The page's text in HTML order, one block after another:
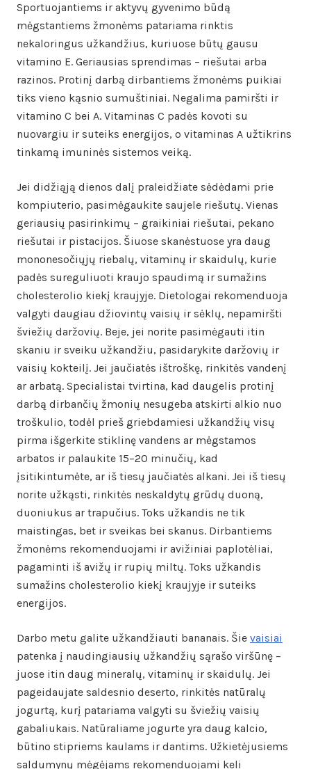
Sportuojantiems ir aktyvų gyvenimo būdą
mėgstantiems žmonėms patariama rinktis
nekaloringus užkandžius, kuriuose būtų gausu
vitamino E. Geriausias sprendimas – riešutai arba
razinos. Protinį darbą dirbantiems žmonėms puikiai
tiks vieno kąsnio sumuštiniai. Negalima pamiršti ir
vitamino C bei A. Vitaminas C padės kovoti su
nuovargiu ir suteiks energijos, o vitaminas A užtikrins
tinkamą imuninės sistemos veiką.
Jei didžiąją dienos dalį praleidžiate sėdėdami prie
kompiuterio, pasimėgaukite saujele riešutų. Vienas
geriausių pasirinkimų – graikiniai riešutai, pekano
riešutai ir pistacijos. Šiuose skanėstuose yra daug
mononesočiųjų riebalų, vitaminų ir skaidulų, kurie
padės sureguliuoti kraujo spaudimą ir sumažins
cholesterolio kiekį kraujyje. Dietologai rekomenduoja
valgyti daugiau džiovintų vaisių ir sėklų, nepamiršti
šviežių daržovių. Beje, jei norite pasimėgauti itin
skaniu ir sveiku užkandžiu, pasidarykite daržovių ir
vaisių kokteilį. Jei jaučiatės ištroškę, rinkitės vandenį
ar arbatą. Specialistai tvirtina, kad daugelis protinį
darbą dirbančių žmonių nesugeba atskirti alkio nuo
troškulio, todėl prieš griebdamiesi užkandžių visų
pirma išgerkite stiklinę vandens ar mėgstamos
arbatos ir palaukite 15–20 minučių, kad
įsitikintumėte, ar iš tiesų jaučiatės alkani. Jei iš tiesų
norite užkąsti, rinkitės neskaldytų grūdų duoną,
duoniukus ar trapučius. Toks užkandis ne tik
maistingas, bet ir sveikas bei skanus. Dirbantiems
žmonėms rekomenduojami ir avižiniai paplotėliai,
pagaminti iš avižų ir rupių miltų. Toks užkandis
sumažins cholesterolio kiekį kraujyje ir suteiks
energijos.
Darbo metu galite užkandžiauti bananais. Šie vaisiai
patenka į naudingiausių užkandžių sąrašo viršūnę –
juose itin daug mineralų, vitaminų ir skaidulų. Jei
pageidaujate saldesnio deserto, rinkitės natūralų
jogurtą, kurį patariama valgyti su šviežių vaisių
gabaliukais. Natūraliame jogurte yra daug kalcio,
būtino stipriems kaulams ir dantims. Užkietėjusiems
saldumynų mėgėjams rekomenduojami keli